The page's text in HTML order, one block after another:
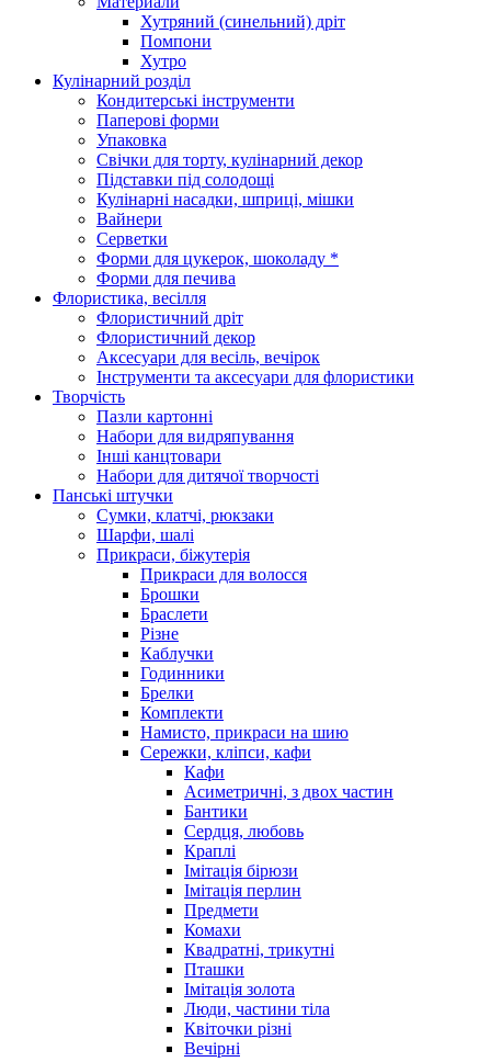
Хутряний (синельний) дріт
Помпони
Хутро
Кулінарний розділ
Кондитерські інструменти
Паперові форми
Упаковка
Свічки для торту, кулінарний декор
Підставки під солодощі
Кулінарні насадки, шприці, мішки
Вайнери
Серветки
Форми для цукерок, шоколаду *
Форми для печива
Флористика, весілля
Флористичний дріт
Флористичний декор
Аксесуари для весіль, вечірок
Інструменти та аксесуари для флористики
Творчість
Пазли картонні
Набори для видряпування
Інші канцтовари
Набори для дитячої творчості
Панські штучки
Сумки, клатчі, рюкзаки
Шарфи, шалі
Прикраси, біжутерія
Прикраси для волосся
Брошки
Браслети
Різне
Каблучки
Годинники
Брелки
Комплекти
Намисто, прикраси на шию
Сережки, кліпси, кафи
Кафи
Асиметричні, з двох частин
Бантики
Сердця, любовь
Краплі
Імітація бірюзи
Імітація перлин
Предмети
Комахи
Квадратні, трикутні
Пташки
Імітація золота
Люди, частини тіла
Квіточки різні
Вечірні